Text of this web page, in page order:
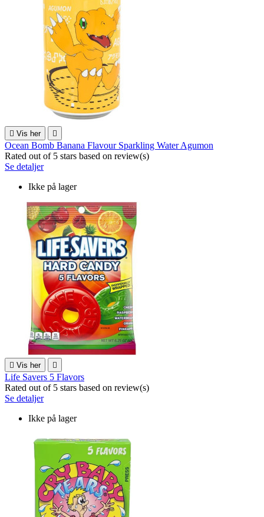
 Vis her 
Ocean Bomb Banana Flavour Sparkling Water Agumon
Rated out of 5 stars based on review(s)
Se detaljer
Ikke på lager
 Vis her 
Life Savers 5 Flavors
Rated out of 5 stars based on review(s)
Se detaljer
Ikke på lager